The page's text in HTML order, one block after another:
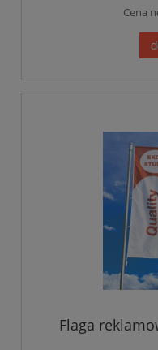
Cena
Flaga